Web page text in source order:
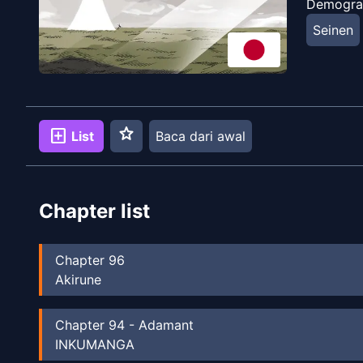
Seinen
add_box List star Baca dari awal
Chapter list
Chapter 96
Akirune
Chapter 94 - Adamant
INKUMANGA